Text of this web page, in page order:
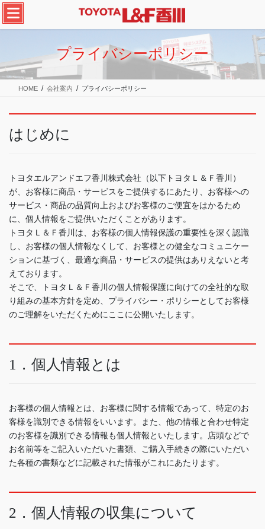
コ
ン
テ
へ
ス
ナ
ビ
ゲ
ョ
ン
プライバシーポリシー
HOME 会社案内 プライバシーポリシー
はじめに
トヨタエルアンドエフ香川株式会社（以下トヨタＬ＆Ｆ香川）
が、お客様に商品・サービスをご提供するにあたり、お客様への
サービス・商品の品質向上およびお客様のご便宜をはかるため
に、個人情報をご提供いただくことがあります。
トヨタＬ＆Ｆ香川は、お客様の個人情報保護の重要性を深く認識
し、お客様の個人情報なくして、お客様との健全なコミュニケー
ションに基づく、最適な商品・サービスの提供はありえないと考
えております。
そこで、トヨタＬ＆Ｆ香川の個人情報保護に向けての全社的な取
り組みの基本方針を定め、プライバシー・ポリシーとしてお客様
のご理解をいただくためにここに公開いたします。
1．個人情報とは
お客様の個人情報とは、お客様に関する情報であって、特定のお
客様を識別できる情報をいいます。また、他の情報と合わせ特定
のお客様を識別できる情報も個人情報といたします。店頭などで
お名前等をご記入いただいた書類、ご購入手続きの際にいただい
た各種の書類などに記載された情報がこれにあたります。
2．個人情報の収集について